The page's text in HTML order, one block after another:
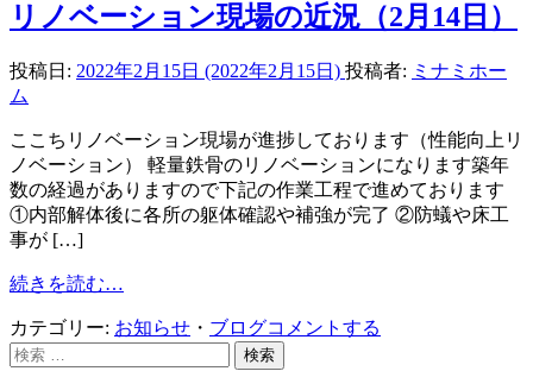
リノベーション現場の近況（2月14日）
投稿日: 2022年2月15日 (2022年2月15日) 投稿者: ミナミホー
ム
ここちリノベーション現場が進捗しております（性能向上リ
ノベーション） 軽量鉄骨のリノベーションになります築年
数の経過がありますので下記の作業工程で進めております
①内部解体後に各所の躯体確認や補強が完了 ②防蟻や床工
事が […]
続きを読む…
カテゴリー: お知らせ ・ ブログコメントする
検